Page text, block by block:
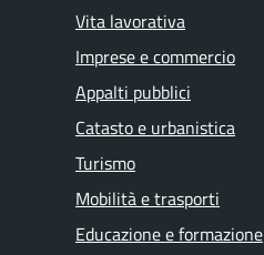
Vita lavorativa
Imprese e commercio
Appalti pubblici
Catasto e urbanistica
Turismo
Mobilità e trasporti
Educazione e formazione